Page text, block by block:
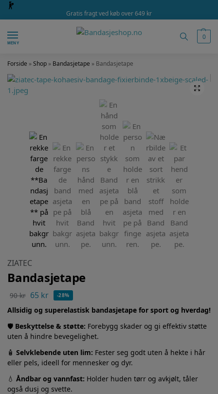
Gratis fragt ved køb over 649 kr
MENY
0
Forside »Shop » Bandasjetape » Bandasjetape
ZIATEC
Bandasjetape
90kr 65 kr -28%
Allsidig og superelastisk bandasjetape for sport og hverdag!
🛡️ Beskyttelse & støtte: Forebygg skader og gi effektiv støtte
uten å hindre bevegelighet.
🧴 Selvklebende uten lim: Fester seg godt uten å hekte i hår
eller pels, ideell for mennesker og dyr.
💧 Åndbar og vannfast: Holder huden tørr og avkjølt, tåler
også dusj og svette.